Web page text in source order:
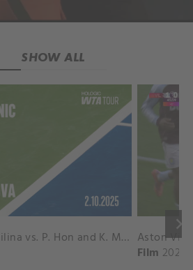
SHOW ALL
keyboard_arrow_right
A. Krunic and A. Danilina vs. P. Hon and K. Muchova Match Highlights - BEIJING_Capital Group Diamond ( October 02, 2025)
Film 2026